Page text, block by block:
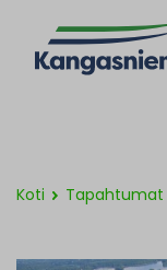
Koti Tapahtumat